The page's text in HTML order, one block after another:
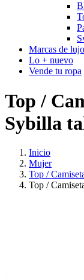
Marcas de lujo
Lo + nuevo
Vende tu ropa
Top /
Sybilla
Inicio
Mujer
Top /
Top /